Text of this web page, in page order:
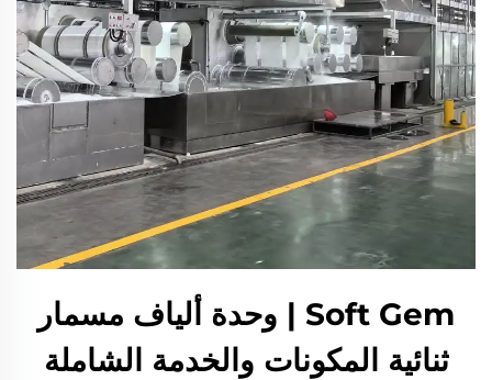
Soft Gem | وحدة ألياف مسمار
ثنائية المكونات والخدمة الشاملة